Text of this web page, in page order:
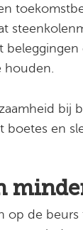
bij
en
de